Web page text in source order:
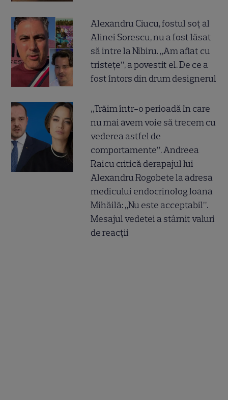
Alexandru Ciucu, fostul soț al
Alinei Sorescu, nu a fost lăsat
să intre la Nibiru. „Am aflat cu
tristețe”, a povestit el. De ce a
fost întors din drum designerul
„Trăim într-o perioadă în care
nu mai avem voie să trecem cu
vederea astfel de
comportamente”. Andreea
Raicu critică derapajul lui
Alexandru Rogobete la adresa
medicului endocrinolog Ioana
Mihăilă: „Nu este acceptabil”.
Mesajul vedetei a stârnit valuri
de reacții